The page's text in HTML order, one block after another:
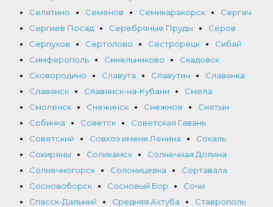
Селятино
Семенов Семикаракорск
Сергач
Сергиев Посад
Серебряные Пруды
Серов
Серпухов
Сертолово Сестрорецк
Сибай
Симферополь
Синельниково
Скадовск
Сковородино
Славута Славутич
Славянка
Славянск
Славянск-на-Кубани
Смела
Смоленск
Снежинск Снежное
Снятын
Собинка
Советск
Советская Гавань
Советский
Совхоз имени Ленина
Сокаль
Сокиряны
Соликамск
Солнечная Долина
Солнечногорск
Солоницевка
Сортавала
Сосновоборск
Сосновый Бор
Сочи
Спасск-Дальний
Средняя Ахтуба
Ставрополь